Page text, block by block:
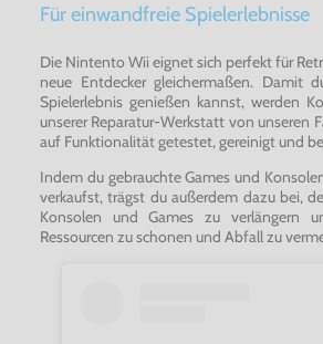
Für einwandfreie Spielerlebnisse
Die Nintento Wii eignet sich perfekt für
neue Entdecker gleichermaßen. Damit
Spielerlebnis genießen kannst, werden
unserer Reparatur-Werkstatt von unseren
auf Funktionalität getestet, gereinigt und
Indem du gebrauchte Games und
verkaufst, trägst du außerdem dazu bei,
Konsolen und Games zu verlängern
Ressourcen zu schonen und Abfall zu